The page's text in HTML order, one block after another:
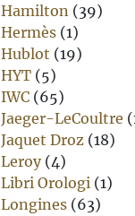
Hamilton (39)
Hermès (1)
Hublot (19)
HYT (5)
IWC (65)
Jaeger-LeCoultre
Jaquet Droz (18)
Leroy(4)
Libri Orologi (1)
Longines (63)